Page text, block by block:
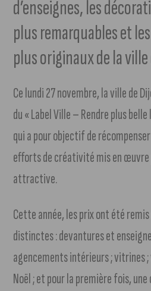
d’enseignes, les
plus remarquables et
plus originaux de la
Ce lundi 27 novembre, la ville de
du « Label Ville – Rendre plus
qui a pour objectif de
efforts de créativité mis en œuvre
attractive.
Cette année, les prix ont été
distinctes : devantures et
agencements intérieurs ; vitrines
Noël ; et pour la première fois,